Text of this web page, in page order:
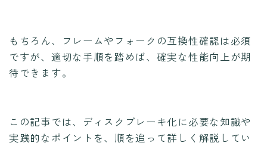
もちろん、フレームやフォークの互換性確認は必須
ですが、適切な手順を踏めば、確実な性能向上が期
待できます。
この記事では、ディスクブレーキ化に必要な知識や
実践的なポイントを、順を追って詳しく解説してい